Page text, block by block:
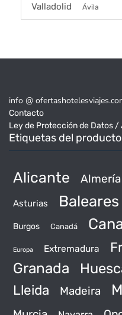
Valladolid Ávila
info @
Contacto
Ley de Protección de Datos /
Etiquetas del producto
Alicante Almería
Asturias Baleares
Burgos Canadá
Europa Extremadura
Granada
Lleida Madeira